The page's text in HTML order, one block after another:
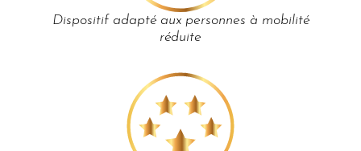
Dispositif adapté aux personnes à mobilité
réduite